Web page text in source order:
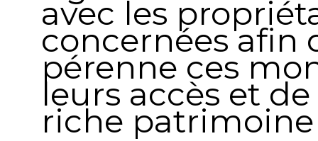
avec les
concernées afin
pérenne ces
leurs accès et
riche